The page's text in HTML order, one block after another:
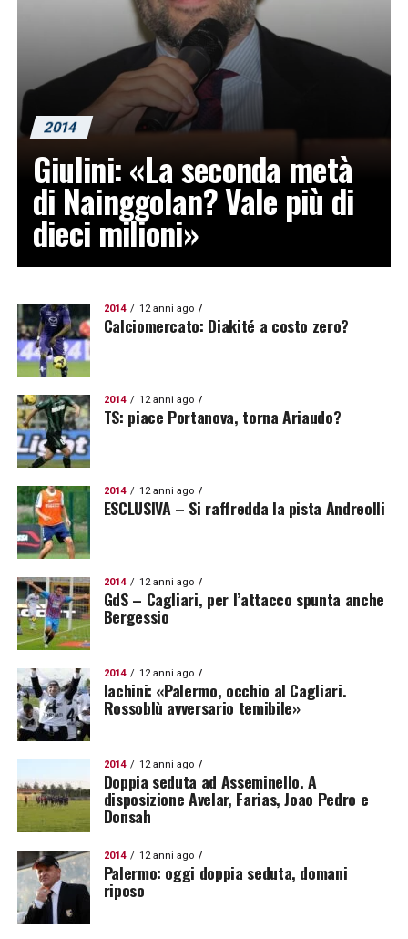
2014
Giulini: «La seconda metà
di Nainggolan? Vale più di
dieci milioni»
2014 12 anni ago
Calciomercato: Diakité a costo zero?
2014 12 anni ago
TS: piace Portanova, torna Ariaudo?
2014 12 anni ago
ESCLUSIVA – Si raffredda la pista Andreolli
2014 12 anni ago
GdS – Cagliari, per l’attacco spunta anche
Bergessio
2014 12 anni ago
Iachini: «Palermo, occhio al Cagliari.
Rossoblù avversario temibile»
2014 12 anni ago
Doppia seduta ad Asseminello. A
disposizione Avelar, Farias, Joao Pedro e
Donsah
2014 12 anni ago
Palermo: oggi doppia seduta, domani
riposo